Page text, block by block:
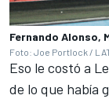
Fernando Alonso,
Foto: Joe Portlock /
Eso le costó a
de lo que había